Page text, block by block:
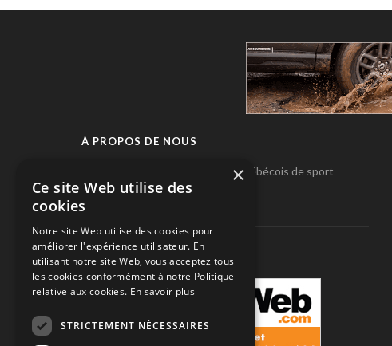
À PROPOS DE NOUS
Pole-Position, le seul magazine québécois de sport
automobile.
SUIVEZ-NOUS
×
Ce site Web utilise des
cookies
Notre site Web utilise des cookies pour
améliorer l'expérience utilisateur. En
utilisant notre site Web, vous acceptez tous
les cookies conformément à notre Politique
relative aux cookies. En savoir plus
STRICTEMENT NÉCESSAIRES